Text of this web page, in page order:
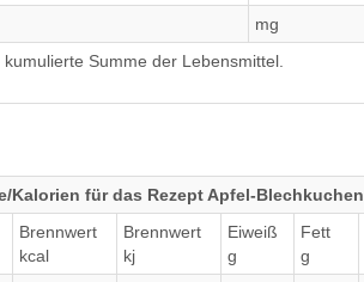
mg
Summe der Lebensmittel.
Kalorien für das Rezept Apfel-Blechkuchen
Brennwert
kcal
Brennwert
kj
Eiweiß
g
Fett
g